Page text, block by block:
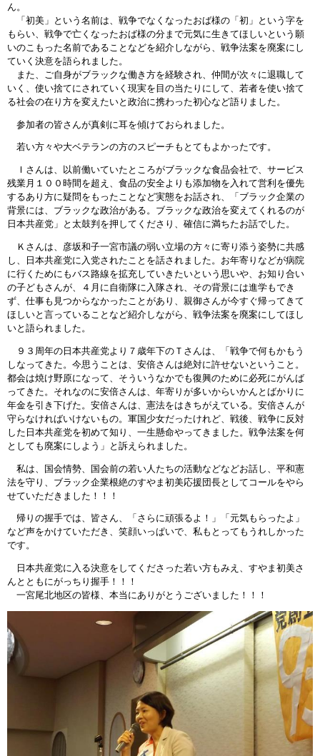
ん。
「初美」という名前は、戦争でなくなったおば様の「初」という字を
もらい、戦争で亡くなったおば様の分まで元気に生きてほしいという願
いのこもった名前であることなどを紹介しながら、戦争法案を廃案にし
ていく決意を語られました。
また、ご自身がブラックな働き方を経験され、仲間が次々に退職して
いく、使い捨てにされていく現実を目の当たりにして、若者を使い捨て
る社会の在り方を変えたいと政治に携わった初心など語りました。
参加者の皆さんが真剣に耳を傾けておられました。
若い方々や大ベテランの方のスピーチもとてもよかったです。
Ｉさんは、以前働いていたところがブラックな食品会社で、サービス
残業月１００時間を超え、食品の安全よりも添加物を入れて営利を優先
するあり方に疑問をもったことなど実態をお話され、「ブラック企業の
背景には、ブラックな政治がある。ブラックな政治を変えてくれるのが
日本共産党」と太鼓判を押してくださり、確信に満ちたお話でした。
Ｋさんは、彦坂和子一宮市議の弱い立場の方々に寄り添う姿勢に共感
し、日本共産党に入党されたことを話されました。お年寄りなどが病院
に行くためにもバス路線を拡充していきたいという思いや、お知り合い
の子どもさんが、４月に自衛隊に入隊され、その背景には進学もでき
ず、仕事も見つからなかったことがあり、親御さんが今すぐ帰ってきて
ほしいと言っていることなど紹介しながら、戦争法案を廃案にしてほし
いと語られました。
９３周年の日本共産党より７歳年下のＴさんは、「戦争で何もかもう
しなってきた。今思うことは、安倍さんは絶対に許せないということ。
都会は焼け野原になって、そういうなかでも復興のために必死にがんば
ってきた。それなのに安倍さんは、年寄りが多いからいかんとばかりに
年金を引き下げた。安倍さんは、憲法をはきちがえている。安倍さんが
守らなければいけないもの。軍国少女だったけれど、戦後、戦争に反対
した日本共産党を初めて知り、一生懸命やってきました。戦争法案を何
としても廃案にしよう」と訴えられました。
私は、国会情勢、国会前の若い人たちの活動などなどお話し、平和憲
法を守り、ブラック企業根絶のすやま初美応援団長としてコールをやら
せていただきました！！！
帰りの握手では、皆さん、「さらに頑張るよ！」「元気もらったよ」
など声をかけていただき、笑顔いっぱいで、私もとってもうれしかった
です。
日本共産党に入る決意をしてくださった若い方もみえ、すやま初美さ
んとともにがっちり握手！！！
一宮尾北地区の皆様、本当にありがとうございました！！！